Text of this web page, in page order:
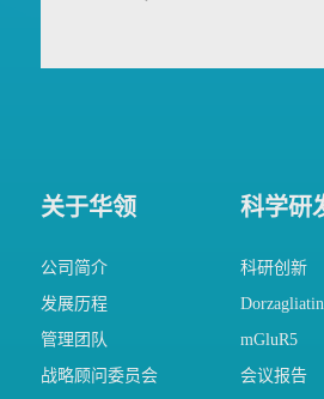
关于华领
公司简介
发展历程
管理团队
战略顾问委员会
科学研
科研创新
Dorzagliatin
mGluR5
会议报告